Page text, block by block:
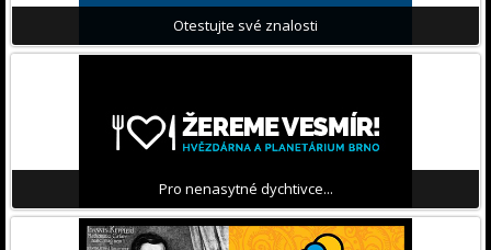
Otestujte své znalosti
Pro nenasytné dychtivce...